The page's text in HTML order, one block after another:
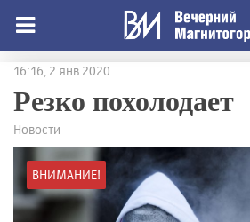
16:16, 2 янв 2020
Резко похолодает
Новости
ВНИМАНИЕ!